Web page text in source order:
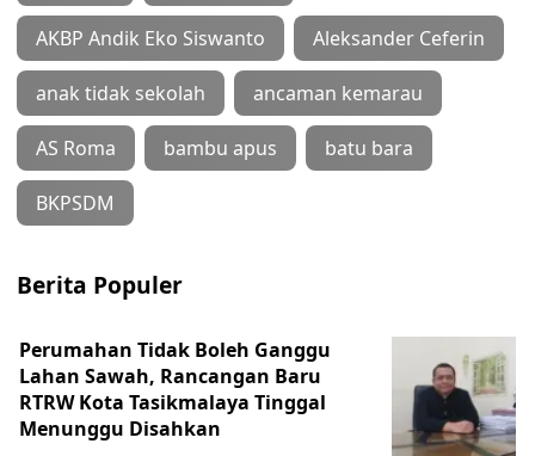
AKBP Andik Eko Siswanto Aleksander Ceferin
anak tidak sekolah ancaman kemarau
AS Roma bambu apus batu bara
BKPSDM
Berita Populer
Perumahan Tidak Boleh Ganggu
Lahan Sawah, Rancangan Baru
RTRW Kota Tasikmalaya Tinggal
Menunggu Disahkan